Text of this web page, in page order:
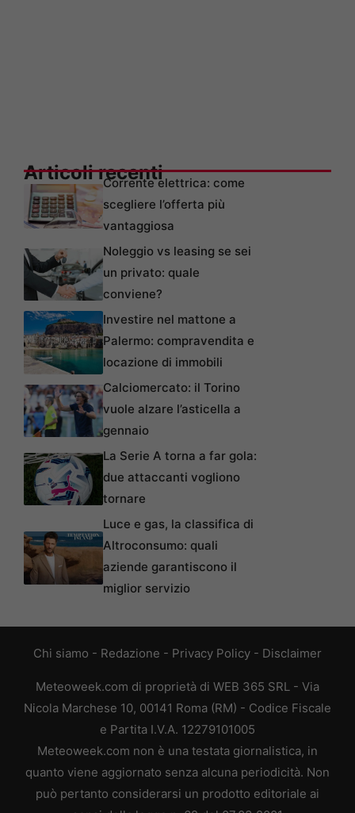
Articoli recentiCorrente elettrica: come
scegliere l’offerta più
vantaggiosa
Noleggio vs leasing se sei
un privato: quale
conviene?
Investire nel mattone a
Palermo: compravendita e
locazione di immobili
Calciomercato: il Torino
vuole alzare l’asticella a
gennaio
La Serie A torna a far gola:
due attaccanti vogliono
tornare
Luce e gas, la classifica di
Altroconsumo: quali
aziende garantiscono il
miglior servizio
Chi siamo - Redazione - Privacy Policy - Disclaimer
Meteoweek.com di proprietà di WEB 365 SRL - Via
Nicola Marchese 10, 00141 Roma (RM) - Codice Fiscale
e Partita I.V.A. 12279101005
Meteoweek.com non è una testata giornalistica, in
quanto viene aggiornato senza alcuna periodicità. Non
può pertanto considerarsi un prodotto editoriale ai